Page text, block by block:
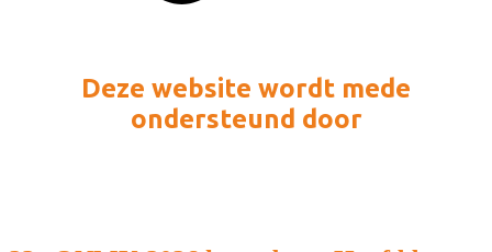
Deze website wordt mede
ondersteund door